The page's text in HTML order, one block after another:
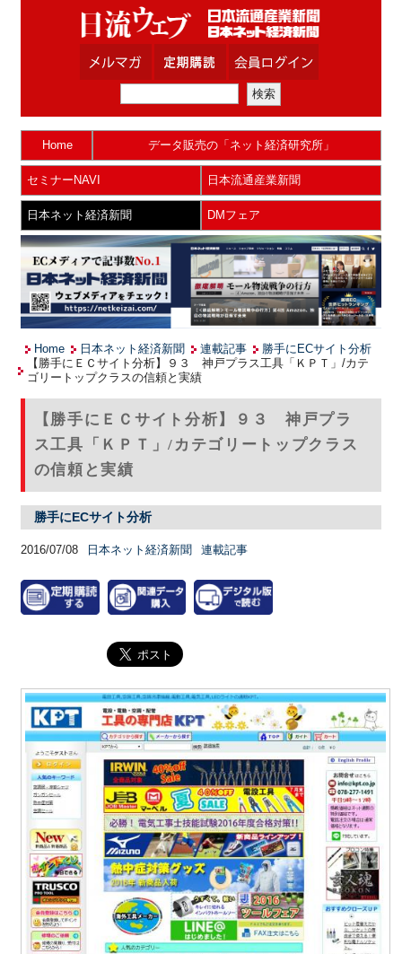
Home データ販売の「ネット経済研究所」
セミナーNAVI 日本流通産業新聞
日本ネット経済新聞 DMフェア
Home 日本ネット経済新聞 連載記事
勝手にECサイト分析
【勝手にＥＣサイト分析】９３ 神戸プラス工具「ＫＰＴ」/カテ
ゴリートップクラスの信頼と実績
【勝手にＥＣサイト分析】９３ 神戸プラ
ス工具「ＫＰＴ」/カテゴリートップクラス
の信頼と実績
勝手にECサイト分析
2016/07/08 日本ネット経済新聞 連載記事